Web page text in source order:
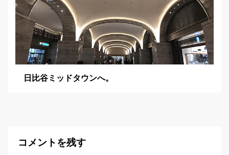
日比谷ミッドタウンへ。
コメントを残す